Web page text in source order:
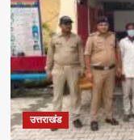
उत्तराखंड